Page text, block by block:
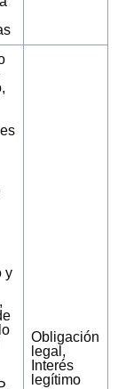
y
Obligación
legal,
Interés
legítimo